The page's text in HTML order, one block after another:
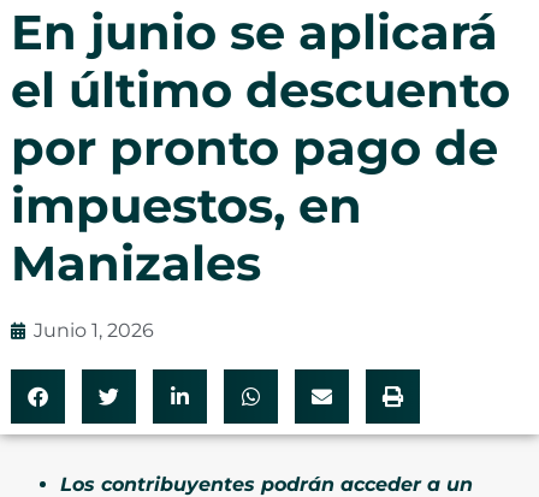
En junio se aplicará
el último descuento
por pronto pago de
impuestos, en
Manizales
Junio 1, 2026
Los contribuyentes podrán acceder a un